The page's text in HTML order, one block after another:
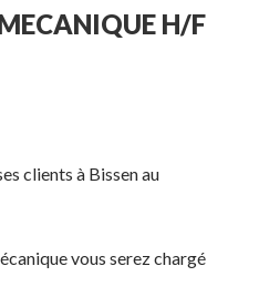
H/F
clients à Bissen au
vous serez chargé